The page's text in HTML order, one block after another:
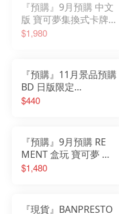
『預購』9月預購 中文
版 寶可夢集換式卡牌遊
戲 超級進化 擴充包
$1,980
『預購』11月景品預購
BD 日版限定
Sofvimates 噴火龍
$440
『預購』9月預購 RE
MENT 盒玩 寶可夢 噴
泉特效 Shower
$1,480
『現貨』BANPRESTO